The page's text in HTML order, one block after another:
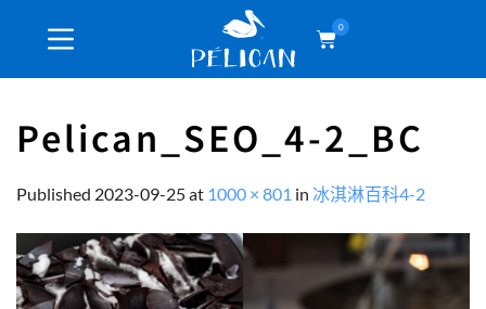
0
Pelican_SEO_4-2_BC
Published 2023-09-25at 1000 × 801 in 冰淇淋百科4-2